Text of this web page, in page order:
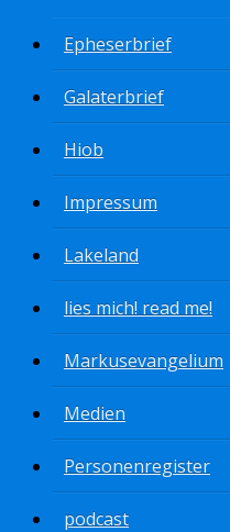
Epheserbrief
Galaterbrief
Hiob
Impressum
Lakeland
lies mich! read me!
Markusevangelium
Medien
Personenregister
podcast